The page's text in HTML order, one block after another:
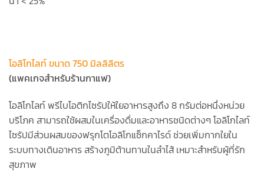
โอลิโกไลท์ ขนาด 750 มิลลิลิตร
(แพคเกจสำหรับร้านกาแฟ)
โอลิโกไลท์ พรีไบโอติกไซรัปให้ใยอาหารสูงถึง 8 กรัมต่อหนึ่งหน่วย
บริโภค สามารถใช้ผสมในเครื่องดื่มและอาหารชนิดต่างๆ โอลิโกไลท์
ไซรัปมีส่วนผสมของฟรุกโตโอลิโกแซ็กคาไรด์ ช่วยเพิ่มกากใยใน
ระบบทางเดินอาหาร สร้างภูมิต้านทานในลำไส้ เหมาะสำหรับผู้ที่รัก
สุขภาพ